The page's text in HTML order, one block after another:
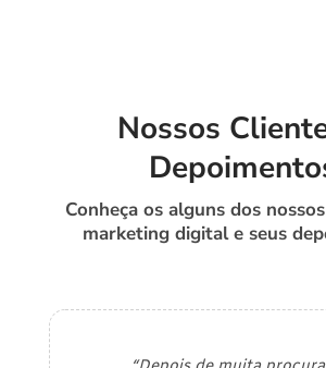
Nossos
Conheça os alguns dos
marketing digital e seus